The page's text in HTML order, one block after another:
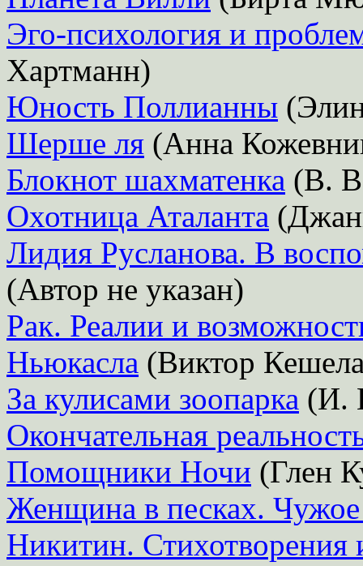
Эго-психология и
Хартманн)
Юность Поллианны
Шерше ля (Анна
Блокнот шахматенка (В.
Охотница Аталанта
Лидия Русланова. В
(Автор не указан)
Рак. Реалии и
Ньюкасла (Виктор
За кулисами зоопарка (И.
Окончательная
Помощники Ночи (Глен
Женщина в песках.
Никитин. Стихотворения